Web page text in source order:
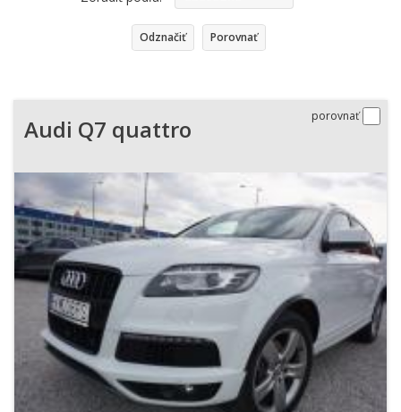
vzostupne
Odznačiť Porovnať
Audi Q7 quattro porovnať